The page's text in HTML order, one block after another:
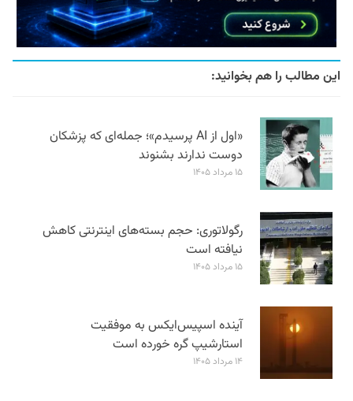
این مطالب را هم بخوانید:
«اول از AI پرسیدم»؛ جمله‌ای که پزشکان
دوست ندارند بشنوند
۱۵ مرداد ۱۴۰۵
رگولاتوری: حجم بسته‌های اینترنتی کاهش
نیافته است
۱۵ مرداد ۱۴۰۵
آینده اسپیس‌ایکس به موفقیت
استارشیپ گره خورده است
۱۴ مرداد ۱۴۰۵